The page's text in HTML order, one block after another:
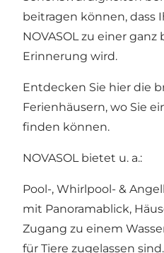
beitragen können, dass
NOVASOL zu einer ganz
Erinnerung wird.
Entdecken Sie hier die
Ferienhäusern, wo Sie
finden können.
NOVASOL bietet u. a.:
Pool-, Whirlpool- &
mit Panoramablick,
Zugang zu einem
für Tiere zugelassen sind.